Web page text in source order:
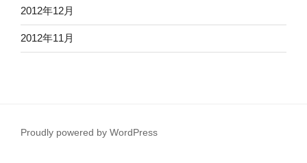
2012年12月
2012年11月
Proudly powered by WordPress